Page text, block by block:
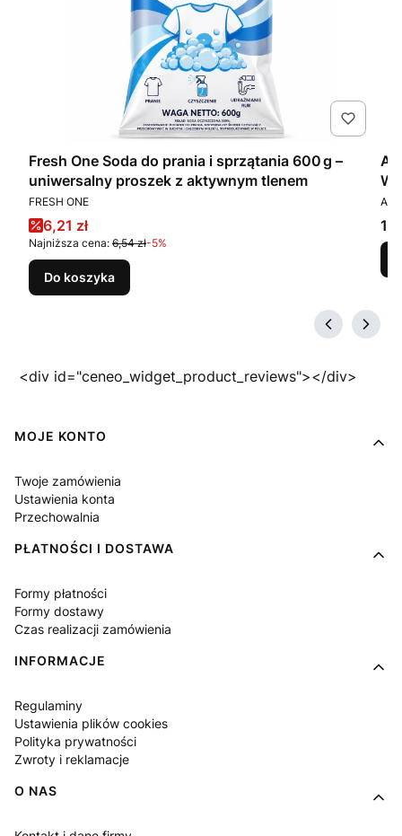
Fresh One Soda do prania i sprzątania 600 g –
uniwersalny proszek z aktywnym tlenem
PRODUCENT
FRESH ONE
Cena promocyjna
6,21 zł
Najniższa cena: 6,54 zł-5%
Do koszyka
<div id="ceneo_widget_product_reviews"></div>
Linki w stopce
MOJE KONTO
Twoje zamówienia
Ustawienia konta
Przechowalnia
PŁATNOŚCI I DOSTAWA
Formy płatności
Formy dostawy
Czas realizacji zamówienia
INFORMACJE
Regulaminy
Ustawienia plików cookies
Polityka prywatności
Zwroty i reklamacje
O NAS